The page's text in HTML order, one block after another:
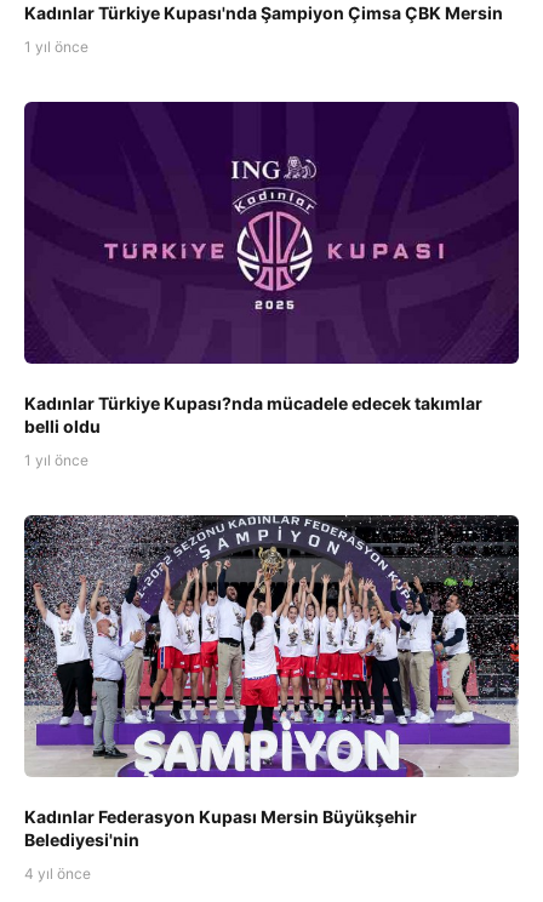
Kadınlar Türkiye Kupası'nda Şampiyon Çimsa ÇBK Mersin
1 yıl önce
Kadınlar Türkiye Kupası?nda mücadele edecek takımlar
belli oldu
1 yıl önce
Kadınlar Federasyon Kupası Mersin Büyükşehir
Belediyesi'nin
4 yıl önce